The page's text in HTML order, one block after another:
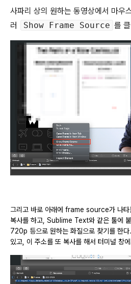
사파리 상의 원하는 동영상에서 마우
러
Show Frame Source 를
그리고 바로 아래에 frame source가 나
복사를 하고, Sublime Text와 같은 툴에
720p 등으로 원하는 화질으로 찾기를 한
있고, 이 주소를 또 복사를 해서 터미널 창에